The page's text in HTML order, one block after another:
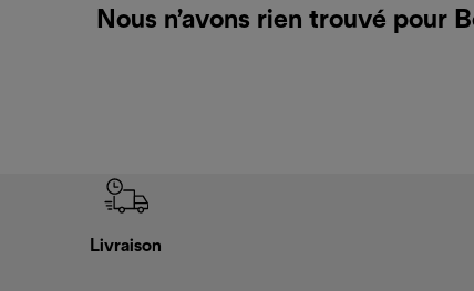
Nous n’avons rien trouvé pour
Livraison